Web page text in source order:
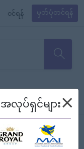
၀င်ရန် မှတ်ပုံတင်ရန်
စဉ်၍ကြည့်မည်
ပ်ရှင်များ×